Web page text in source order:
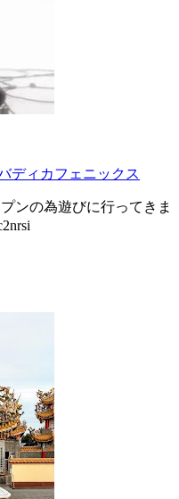
ディカフェニックス
ンの為遊びに行ってきま